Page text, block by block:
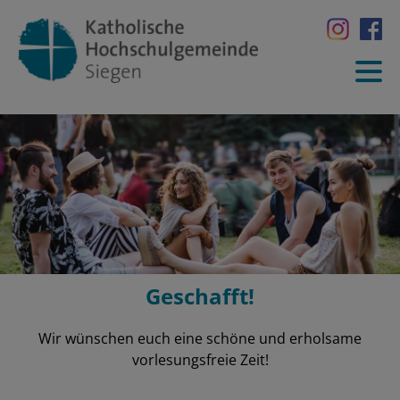
Geschafft!
Wir wünschen euch eine schöne und erholsame
vorlesungsfreie Zeit!